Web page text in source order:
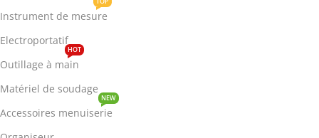
Instrument de mesure
Electroportatif
Outillage à main
HOT
Matériel de soudage
Accessoires menuiserie
NEW